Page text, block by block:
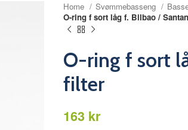
Home Svømmebasseng
O-ring f sort låg f. Bilbao /
O-ring f sort
filter
kr